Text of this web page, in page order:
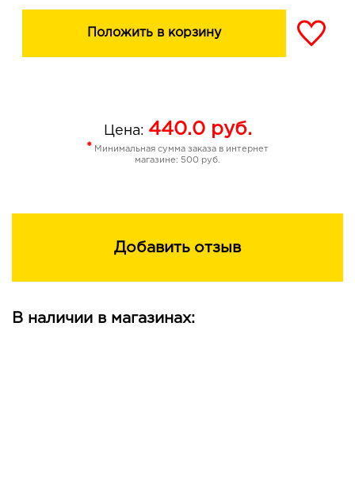
растушевывая пигмент.
Положить в корзину
Цена: 440.0руб.
* Минимальная сумма заказа в интернет
магазине: 500 руб.
Добавить отзыв
В наличии в магазинах: